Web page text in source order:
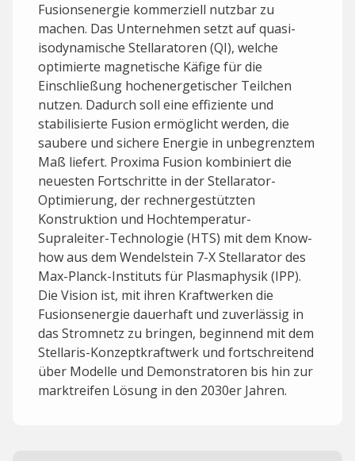
Fusionsenergie kommerziell nutzbar zu
machen. Das Unternehmen setzt auf quasi-
isodynamische Stellaratoren (QI), welche
optimierte magnetische Käfige für die
Einschließung hochenergetischer Teilchen
nutzen. Dadurch soll eine effiziente und
stabilisierte Fusion ermöglicht werden, die
saubere und sichere Energie in unbegrenztem
Maß liefert. Proxima Fusion kombiniert die
neuesten Fortschritte in der Stellarator-
Optimierung, der rechnergestützten
Konstruktion und Hochtemperatur-
Supraleiter-Technologie (HTS) mit dem Know-
how aus dem Wendelstein 7-X Stellarator des
Max-Planck-Instituts für Plasmaphysik (IPP).
Die Vision ist, mit ihren Kraftwerken die
Fusionsenergie dauerhaft und zuverlässig in
das Stromnetz zu bringen, beginnend mit dem
Stellaris-Konzeptkraftwerk und fortschreitend
über Modelle und Demonstratoren bis hin zur
marktreifen Lösung in den 2030er Jahren.